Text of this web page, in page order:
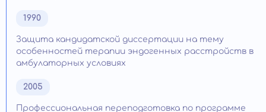
1990
Защита кандидатской диссертации на тему
особенностей терапии эндогенных расстройств в
амбулаторных условиях
2005
Профессиональная переподготовка по программе